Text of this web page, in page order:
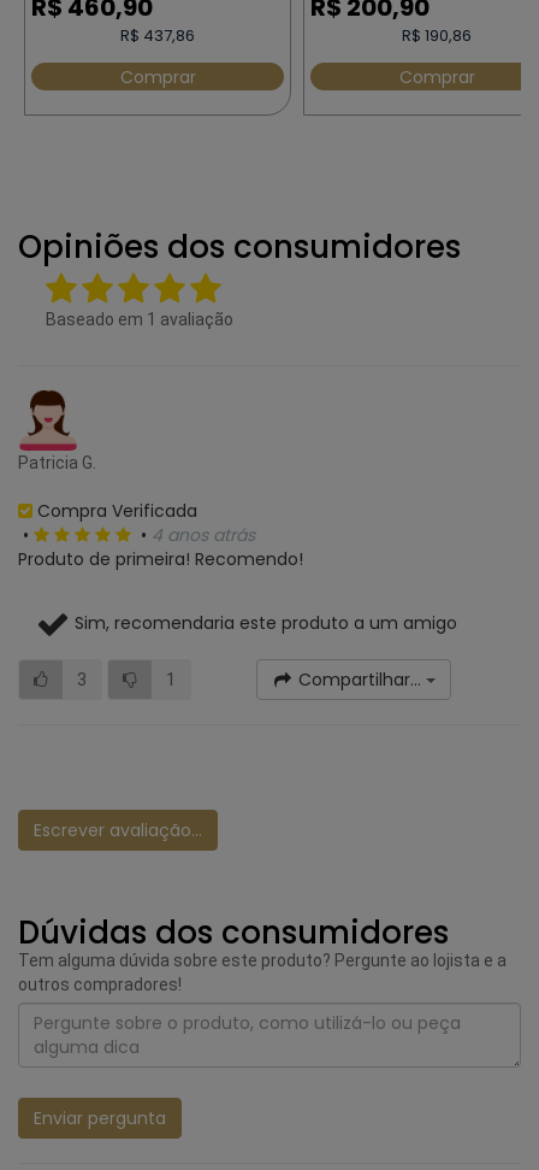
R$ 460,90
R$ 437,86
Comprar
R$ 200,90
R$ 190,86
Comprar
Opiniões dos consumidores
Baseado em 1 avaliação
Patricia G.
Compra Verificada
•
• 4 anos atrás
Produto de primeira! Recomendo!
Sim, recomendaria este produto a um amigo
3 1 Compartilhar...
Escrever avaliação...
Dúvidas dos consumidores
Tem alguma dúvida sobre este produto? Pergunte ao lojista e a
outros compradores!
Enviar pergunta